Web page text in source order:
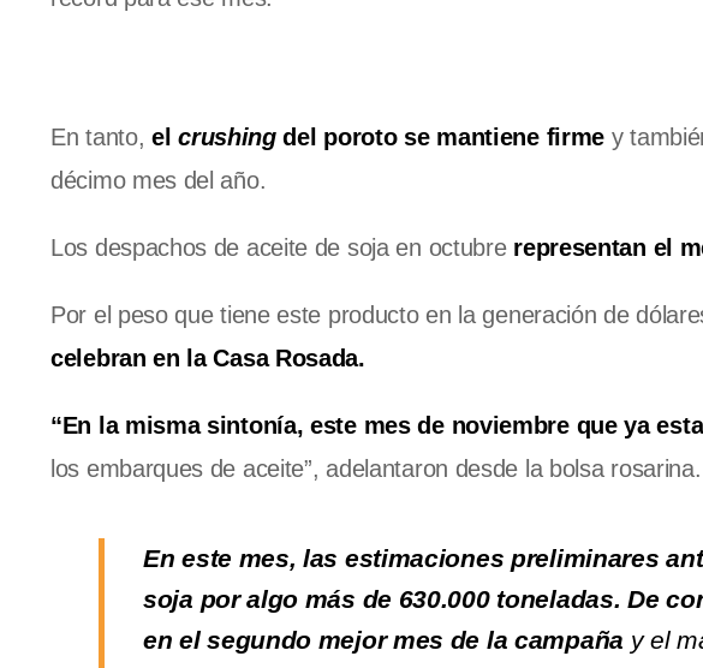
En tanto, elcrushingdel poroto se mantiene firme y
décimo mes del año.
Los despachos de aceite de soja en octubrerepresentan el
Por el peso que tiene este producto en la generación de
celebran en la Casa Rosada.
“En la misma sintonía, este mes de noviembre que ya
los embarques de aceite”, adelantaron desde la bolsa rosarina.
En este mes, las estimaciones preliminares
soja por algo más de 630.000 toneladas. De
en el segundo mejor mes de la campaña y el